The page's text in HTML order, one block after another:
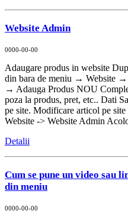
Website Admin
0000-00-00
Adaugare produs in website
din bara de meniu → Website
→ Adauga Produs NOU
poza la produs, pret, etc.. Dati
pe site. Modificare articol pe
Website -> Website Admin
Detalii
Cum se pune un video
din meniu
0000-00-00